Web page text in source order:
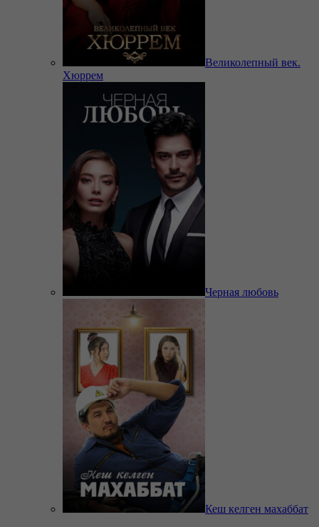
Великолепный век.
Хюррем
Черная любовь
Кеш келген махаббат